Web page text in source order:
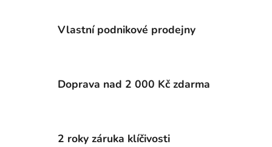
Vlastní podnikové prodejny
Doprava nad 2 000 Kč zdarma
2 roky záruka klíčivosti